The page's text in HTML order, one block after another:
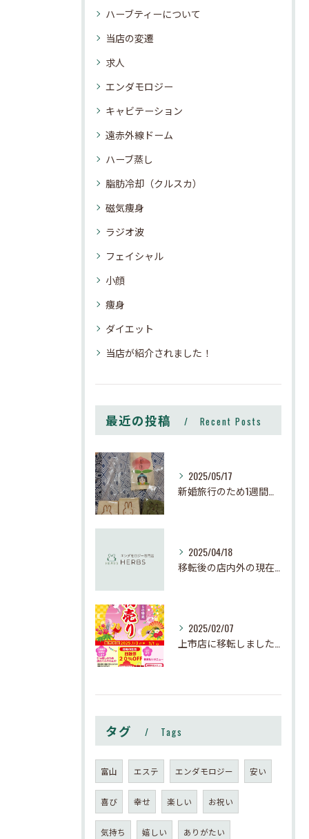
ハーブティーについて
当店の変遷
求人
エンダモロジー
キャビテーション
遠赤外線ドーム
ハーブ蒸し
脂肪冷却（クルスカ）
磁気痩身
ラジオ波
フェイシャル
小顔
痩身
ダイエット
当店が紹介されました！
最近の投稿 Recent Posts
2025/05/17
新婚旅行のため1週間お休みさせて頂きます
2025/04/18
移転後の店内外の現在の様子
2025/02/07
上市店に移転しました。ご新規は秋以降がオススメです。
タグ Tags
富山 エステ エンダモロジー 安い
喜び 幸せ 楽しい お祝い
気持ち 嬉しい ありがたい